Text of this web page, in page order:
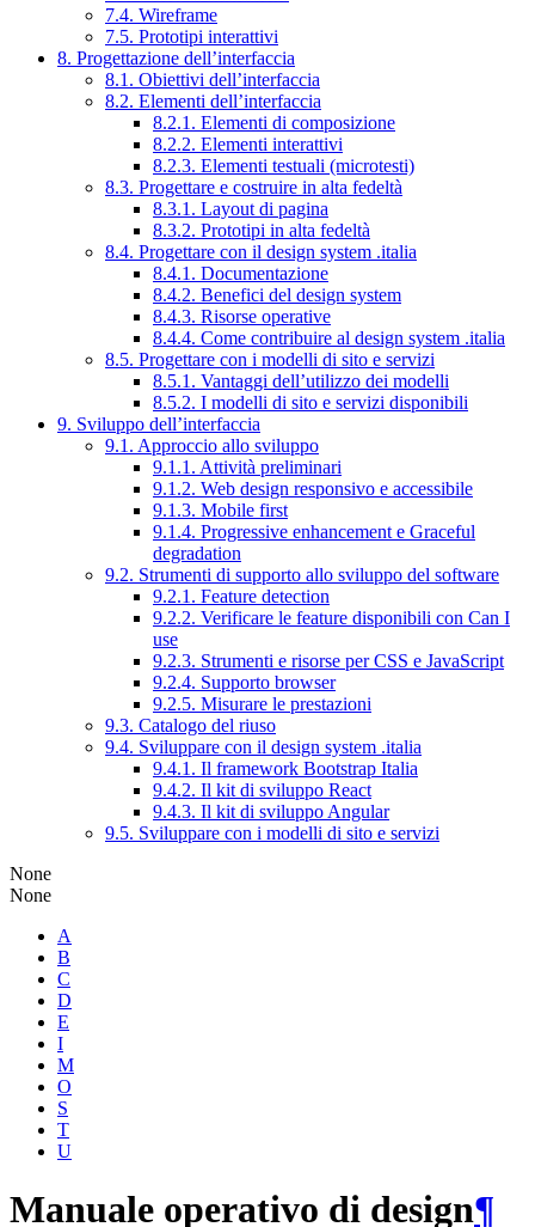
7.4. Wireframe
7.5. Prototipi interattivi
8. Progettazione dell’interfaccia
8.1. Obiettivi dell’interfaccia
8.2. Elementi dell’interfaccia
8.2.1. Elementi di composizione
8.2.2. Elementi interattivi
8.2.3. Elementi testuali (microtesti)
8.3. Progettare e costruire in alta fedeltà
8.3.1. Layout di pagina
8.3.2. Prototipi in alta fedeltà
8.4. Progettare con il design system .italia
8.4.1. Documentazione
8.4.2. Benefici del design system
8.4.3. Risorse operative
8.4.4. Come contribuire al design system .italia
8.5. Progettare con i modelli di sito e servizi
8.5.1. Vantaggi dell’utilizzo dei modelli
8.5.2. I modelli di sito e servizi disponibili
9. Sviluppo dell’interfaccia
9.1. Approccio allo sviluppo
9.1.1. Attività preliminari
9.1.2. Web design responsivo e accessibile
9.1.3. Mobile first
9.1.4. Progressive enhancement e Graceful
degradation
9.2. Strumenti di supporto allo sviluppo del software
9.2.1. Feature detection
9.2.2. Verificare le feature disponibili con Can I
use
9.2.3. Strumenti e risorse per CSS e JavaScript
9.2.4. Supporto browser
9.2.5. Misurare le prestazioni
9.3. Catalogo del riuso
9.4. Sviluppare con il design system .italia
9.4.1. Il framework Bootstrap Italia
9.4.2. Il kit di sviluppo React
9.4.3. Il kit di sviluppo Angular
9.5. Sviluppare con i modelli di sito e servizi
None
None
A
B
C
D
E
I
M
O
S
T
U
Manuale operativo di design¶